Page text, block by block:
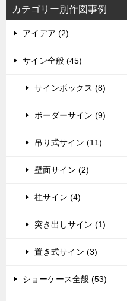
カテゴリー別作図事例
アイデア (2)
サイン全般 (45)
サインボックス (8)
ボーダーサイン (9)
吊り式サイン (11)
壁面サイン (2)
柱サイン (4)
突き出しサイン (1)
置き式サイン (3)
ショーケース全般 (53)